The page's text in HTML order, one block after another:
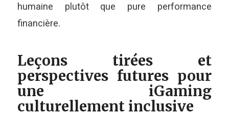
humaine plutôt que pure performance
financière.
Leçons tirées et
perspectives futures pour
une iGaming
culturellement inclusive